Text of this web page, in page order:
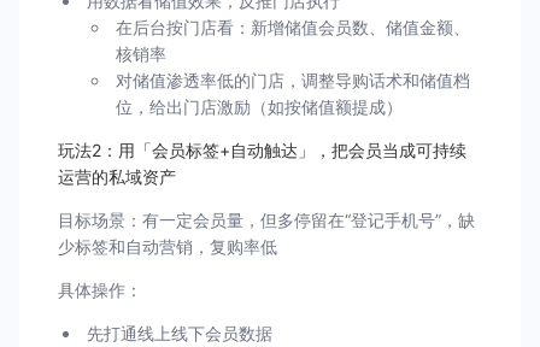
在后台按门店看：新增储值会员数、储值金额、
核销率
对储值渗透率低的门店，调整导购话术和储值档
位，给出门店激励（如按储值额提成）
玩法2：用「会员标签+自动触达」，把会员当成可持续
运营的私域资产
目标场景：有一定会员量，但多停留在“登记手机号”，缺
少标签和自动营销，复购率低
具体操作：
先打通线上线下会员数据